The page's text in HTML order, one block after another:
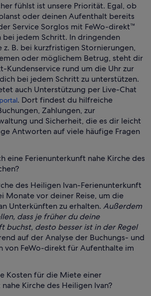
fühlst ist unsere Priorität. Egal, ob
oder deinen Aufenthalt bereits
Service Sorglos mit FeWo-direkt™
jedem Schritt. In dringenden
z. B. bei kurzfristigen Stornierungen,
oder möglichem Betrug, steht dir
Kundenservice rund um die Uhr zur
bei jedem Schritt zu unterstützen.
auch Unterstützung per Live-Chat
. Dort findest du hilfreiche
Zahlungen, zur
und Sicherheit, die es dir leicht
Antworten auf viele häufige Fragen
eine Ferienunterkunft nahe Kirche des
des Heiligen Ivan-Ferienunterkunft
Monate vor deiner Reise, um die
Unterkünften zu erhalten. Außerdem
dass je früher du deine
buchst, desto besser ist in der Regel
auf der Analyse der Buchungs- und
von FeWo-direkt für Aufenthalte im
Kosten für die Miete einer
Kirche des Heiligen Ivan?